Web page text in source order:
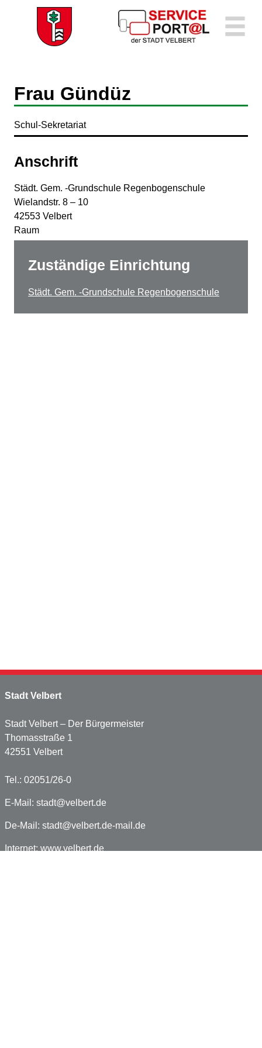
Zum Hauptinhalt springen
Zum Header
Zum Hauptinhalt
Zum Footer
Frau Gündüz
Schul-Sekretariat
Anschrift
Städt. Gem. -Grundschule Regenbogenschule
Wielandstr. 8 – 10
42553 Velbert
Raum
Zuständige Einrichtung
Städt. Gem. -Grundschule Regenbogenschule
Stadt Velbert
Stadt Velbert – Der Bürgermeister
Thomasstraße 1
42551 Velbert
Tel.: 02051/26-0
E-Mail: stadt@velbert.de
De-Mail: stadt@velbert.de-mail.de
Internet: www.velbert.de